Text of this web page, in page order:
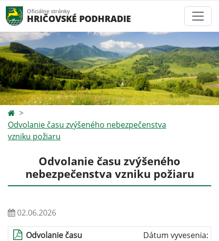
Oficiálne stránky
HRIČOVSKÉ PODHRADIE
Odvolanie času zvýšeného nebezpečenstva
vzniku požiaru
Odvolanie času zvýšeného
nebezpečenstva vzniku požiaru
02.06.2026
Odvolanie času
Dátum vyvesenia: